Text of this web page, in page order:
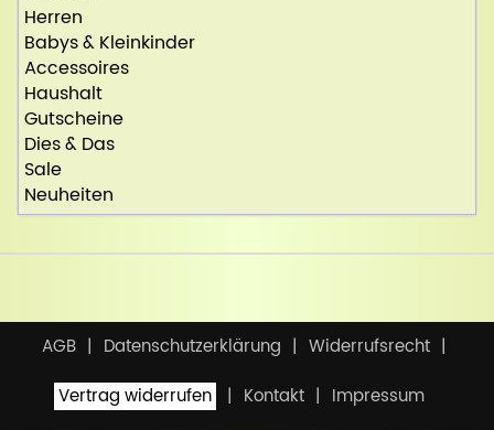
Herren
Babys & Kleinkinder
Accessoires
Haushalt
Gutscheine
Dies & Das
Sale
Neuheiten
AGB Datenschutzerklärung
Widerrufsrecht
Vertrag widerrufen
Kontakt Impressum